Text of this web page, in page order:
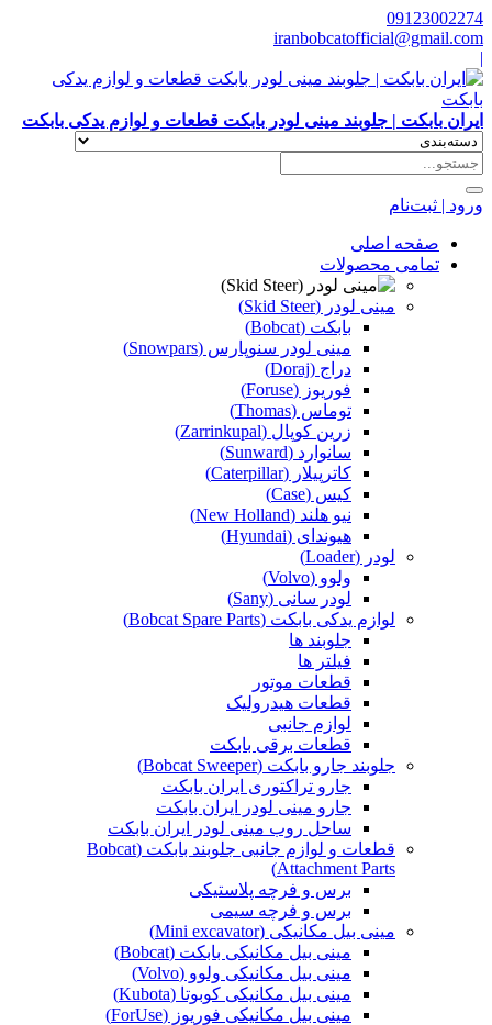
09123002274
iranbobcatofficial@gmail.com
|
ایران بابکت | جلوبند مینی لودر بابکت قطعات و لوازم یدکی بابکت
ورود | ثبت‌نام
صفحه اصلی
تمامی محصولات
مینی لودر (Skid Steer)
بابکت (Bobcat)
مینی لودر سنوپارس (Snowpars)
دراج (Doraj)
فوریوز (Foruse)
توماس (Thomas)
زرین کوپال (Zarrinkupal)
سانوارد (Sunward)
کاترپیلار (Caterpillar)
کیس (Case)
نیو هلند (New Holland)
هیوندای (Hyundai)
لودر (Loader)
ولوو (Volvo)
لودر سانی (Sany)
لوازم یدکی بابکت (Bobcat Spare Parts)
جلوبند ها
فیلتر ها
قطعات موتور
قطعات هیدرولیک
لوازم جانبی
قطعات برقی بابکت
جلوبند جارو بابکت (Bobcat Sweeper)
جارو تراکتوری ایران بابکت
جارو مینی لودر ایران بابکت
ساحل روب مینی لودر ایران بابکت
قطعات و لوازم جانبی جلوبند بابکت (Bobcat
Attachment Parts)
برس و فرچه پلاستیکی
برس و فرچه سیمی
مینی بیل مکانیکی (Mini excavator)
مینی بیل مکانیکی بابکت (Bobcat)
مینی بیل مکانیکی ولوو (Volvo)
مینی بیل مکانیکی کوبوتا (Kubota)
مینی بیل مکانیکی فوریوز (ForUse)